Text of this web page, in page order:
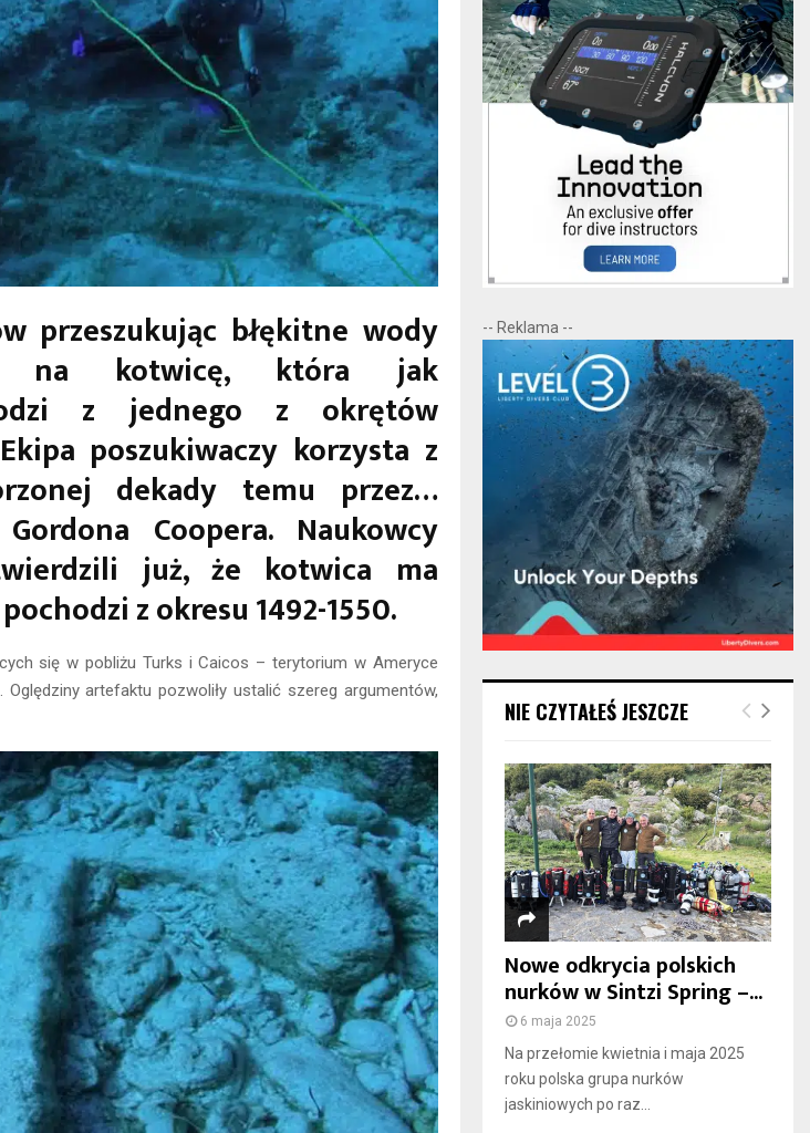
przeszukując błękitne wody
na kotwicę, która jak
z jednego z okrętów
poszukiwaczy korzysta z
dekady temu przez…
Coopera. Naukowcy
już, że kotwica ma
z okresu 1492-1550.
się w pobliżu Turks i Caicos – terytorium w Ameryce
artefaktu pozwoliły ustalić szereg argumentów,
-- Reklama --
NIE CZYTAŁEŚ JESZCZE
Nowe odkrycia polskich
nurków w Sintzi Spring –...
6 maja 2025
Na przełomie kwietnia i maja 2025
roku polska grupa nurków
jaskiniowych po raz...